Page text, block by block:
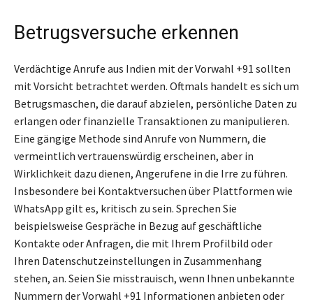
Betrugsversuche erkennen
Verdächtige Anrufe aus Indien mit der Vorwahl +91 sollten
mit Vorsicht betrachtet werden. Oftmals handelt es sich um
Betrugsmaschen, die darauf abzielen, persönliche Daten zu
erlangen oder finanzielle Transaktionen zu manipulieren.
Eine gängige Methode sind Anrufe von Nummern, die
vermeintlich vertrauenswürdig erscheinen, aber in
Wirklichkeit dazu dienen, Angerufene in die Irre zu führen.
Insbesondere bei Kontaktversuchen über Plattformen wie
WhatsApp gilt es, kritisch zu sein. Sprechen Sie
beispielsweise Gespräche in Bezug auf geschäftliche
Kontakte oder Anfragen, die mit Ihrem Profilbild oder
Ihren Datenschutzeinstellungen in Zusammenhang
stehen, an. Seien Sie misstrauisch, wenn Ihnen unbekannte
Nummern der Vorwahl +91 Informationen anbieten oder